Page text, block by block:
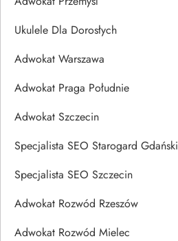
Ukulele Dla Dorosłych
Adwokat Warszawa
Adwokat Praga Południe
Adwokat Szczecin
Specjalista SEO Starogard Gdański
Specjalista SEO Szczecin
Adwokat Rozwód Rzeszów
Adwokat Rozwód Mielec